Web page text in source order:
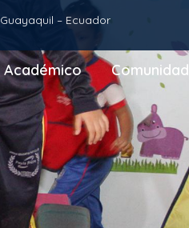
– Ecuador
Académico Comunidad